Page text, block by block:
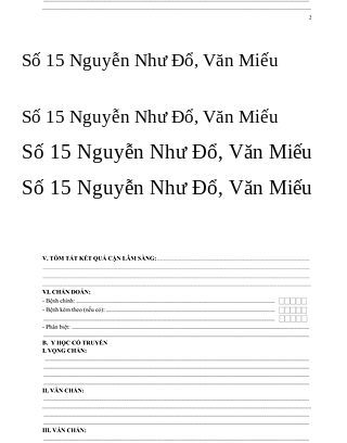
Số 15 Nguyễn Như Đổ, Văn Miếu
Số 15 Nguyễn Như Đổ, Văn Miếu​​​​
Số 15 Nguyễn Như Đổ, Văn Miếu​​​​
Số 15 Nguyễn Như Đổ, Văn Miếu​​​​